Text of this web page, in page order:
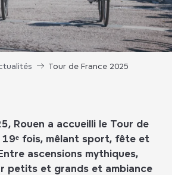
Tour de France 2025
Rouen a accueilli le Tour de
19ᵉ fois, mêlant sport, fête et
ascensions mythiques,
petits et grands et ambiance